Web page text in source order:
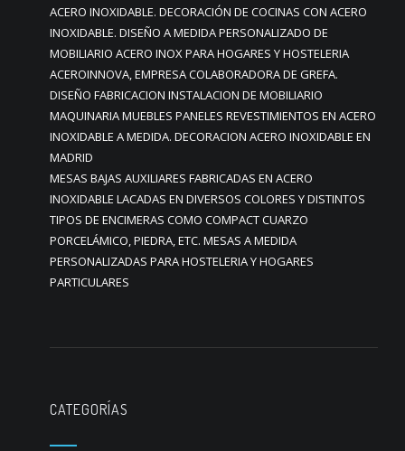
ACERO INOXIDABLE. DECORACIÓN DE COCINAS CON ACERO
INOXIDABLE. DISEÑO A MEDIDA PERSONALIZADO DE
MOBILIARIO ACERO INOX PARA HOGARES Y HOSTELERIA
ACEROINNOVA, EMPRESA COLABORADORA DE GREFA.
DISEÑO FABRICACION INSTALACION DE MOBILIARIO
MAQUINARIA MUEBLES PANELES REVESTIMIENTOS EN ACERO
INOXIDABLE A MEDIDA. DECORACION ACERO INOXIDABLE EN
MADRID
MESAS BAJAS AUXILIARES FABRICADAS EN ACERO
INOXIDABLE LACADAS EN DIVERSOS COLORES Y DISTINTOS
TIPOS DE ENCIMERAS COMO COMPACT CUARZO
PORCELÁMICO, PIEDRA, ETC. MESAS A MEDIDA
PERSONALIZADAS PARA HOSTELERIA Y HOGARES
PARTICULARES
CATEGORÍAS